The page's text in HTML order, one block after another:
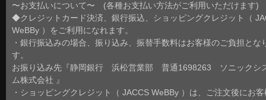
〜お支払いについて〜 (各種お支払い方法がご利用いただけます)
◆クレジットカード決済、銀行振込、ショッピングクレジット（
WeBBy ）をご利用になれます。
・銀行振込みの場合、振り込み、振替手数料はお客様のご負担とな
す。
お振り込み先『静岡銀行 浜松営業部 普通1698263 ソニックシ
ム株式会社 』
・ショッピングクレジット（ JACCS WeBBy ）は、ご注文後にお